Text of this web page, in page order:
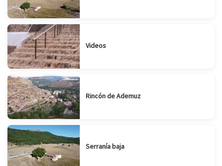
Videos
Rincón de Ademuz
Serranía baja